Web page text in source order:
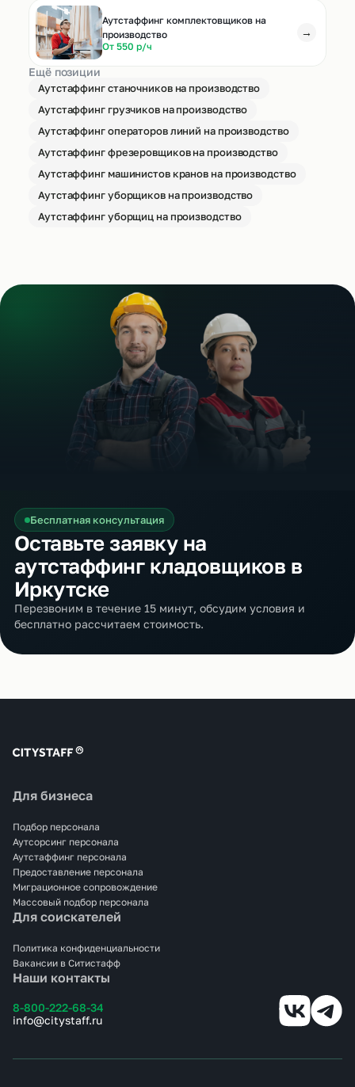
Аутстаффинг комплектовщиков на
производство
От 550 р/ч
→
Ещё позиции
Аутстаффинг станочников на производство
Аутстаффинг грузчиков на производство
Аутстаффинг операторов линий на производство
Аутстаффинг фрезеровщиков на производство
Аутстаффинг машинистов кранов на производство
Аутстаффинг уборщиков на производство
Аутстаффинг уборщиц на производство
Бесплатная консультация
Оставьте заявку на
аутстаффинг кладовщиков в
Иркутске
Перезвоним в течение 15 минут, обсудим условия и
бесплатно рассчитаем стоимость.
Наши контакты
8-800-222-68-34
info@citystaff.ru
Для бизнеса
Подбор персонала
Аутсорсинг персонала
Аутстаффинг персонала
Предоставление персонала
Миграционное сопровождение
Массовый подбор персонала
Для соискателей
Политика конфиденциальности
Вакансии в Ситистафф